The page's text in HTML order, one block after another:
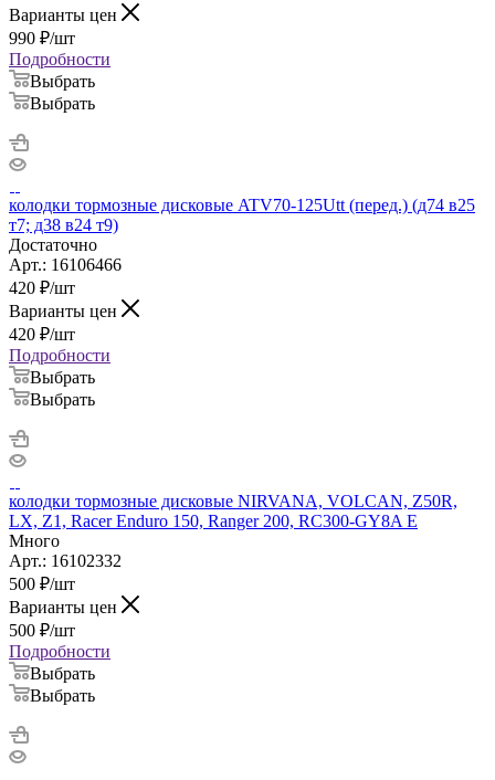
Варианты цен
990 ₽/шт
Подробности
Выбрать
Выбрать
колодки тормозные дисковые ATV70-125Utt (перед.) (д74 в25
т7; д38 в24 т9)
Достаточно
Арт.: 16106466
420 ₽/шт
Варианты цен
420 ₽/шт
Подробности
Выбрать
Выбрать
колодки тормозные дисковые NIRVANA, VOLCAN, Z50R,
LX, Z1, Racer Enduro 150, Ranger 200, RC300-GY8A E
Много
Арт.: 16102332
500 ₽/шт
Варианты цен
500 ₽/шт
Подробности
Выбрать
Выбрать